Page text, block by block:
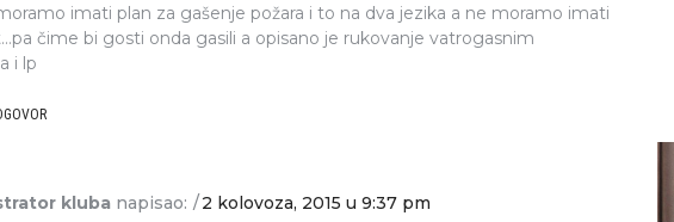
imati plan za gašenje požara i to na dva jezika a ne moramo imati
čime bi gosti onda gasili a opisano je rukovanje vatrogasnim
i lp
kluba napisao:
2 kolovoza, 2015 u 9:37 pm